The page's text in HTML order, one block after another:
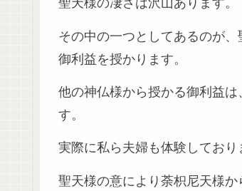
聖天様の凄さは沢山あります。
その中の一つとしてあるのが
御利益を授かります。
他の神仏様から授かる御利益
す。
実際に私ら夫婦も体験しており
聖天様の意により荼枳尼天様